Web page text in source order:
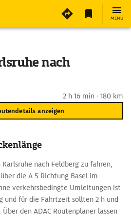
MENÜ
nach
2 h 16 min · 180 km
anzeigen
nach Feldberg zu fahren,
die A 5 Richtung Basel im
verkehrsbedingte Umleitungen ist
und für die Fahrtzeit sollten 2 h und
den ADAC Routenplaner lassen